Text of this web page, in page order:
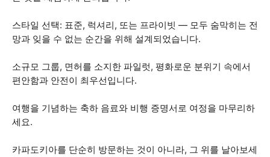
스타일 선택: 표준, 럭셔리, 또는 프라이빗 — 모두 숨막히는 전
망과 잊을 수 없는 순간을 위해 설계되었습니다.
소규모 그룹, 면허를 소지한 파일럿, 평화로운 분위기 속에서
편안함과 안전이 최우선입니다.
여행을 기념하는 축하 음료와 비행 증명서로 여정을 마무리하
세요.
카파도키아를 단순히 방문하는 것이 아니라, 그 위를 날아보세